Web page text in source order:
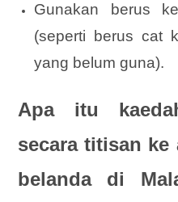
Gunakan berus
(seperti berus cat
yang belum guna).
Apa itu
secara titisan
belanda di